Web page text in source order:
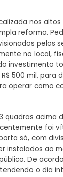
nos altos
reforma.
pelos
no local,
investimento
500 mil, para
operar como
quadras acima
foi
só, com
instalados ao
De
o dia